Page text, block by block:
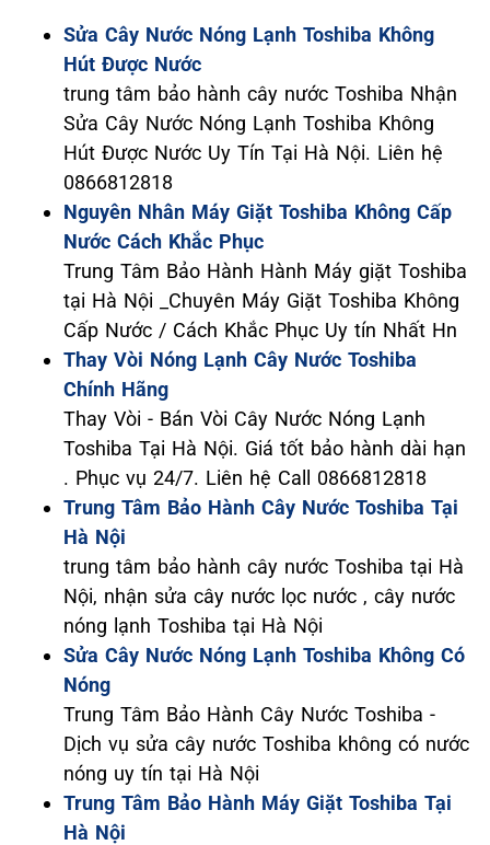
Sửa Cây Nước Nóng Lạnh Toshiba Không
Hút Được Nước
trung tâm bảo hành cây nước Toshiba Nhận
Sửa Cây Nước Nóng Lạnh Toshiba Không
Hút Được Nước Uy Tín Tại Hà Nội. Liên hệ
0866812818
Nguyên Nhân Máy Giặt Toshiba Không Cấp
Nước Cách Khắc Phục
Trung Tâm Bảo Hành Hành Máy giặt Toshiba
tại Hà Nội _Chuyên Máy Giặt Toshiba Không
Cấp Nước / Cách Khắc Phục Uy tín Nhất Hn
Thay Vòi Nóng Lạnh Cây Nước Toshiba
Chính Hãng
Thay Vòi - Bán Vòi Cây Nước Nóng Lạnh
Toshiba Tại Hà Nội. Giá tốt bảo hành dài hạn
. Phục vụ 24/7. Liên hệ Call 0866812818
Trung Tâm Bảo Hành Cây Nước Toshiba Tại
Hà Nội
trung tâm bảo hành cây nước Toshiba tại Hà
Nội, nhận sửa cây nước lọc nước , cây nước
nóng lạnh Toshiba tại Hà Nội
Sửa Cây Nước Nóng Lạnh Toshiba Không Có
Nóng
Trung Tâm Bảo Hành Cây Nước Toshiba -
Dịch vụ sửa cây nước Toshiba không có nước
nóng uy tín tại Hà Nội
Trung Tâm Bảo Hành Máy Giặt Toshiba Tại
Hà Nội